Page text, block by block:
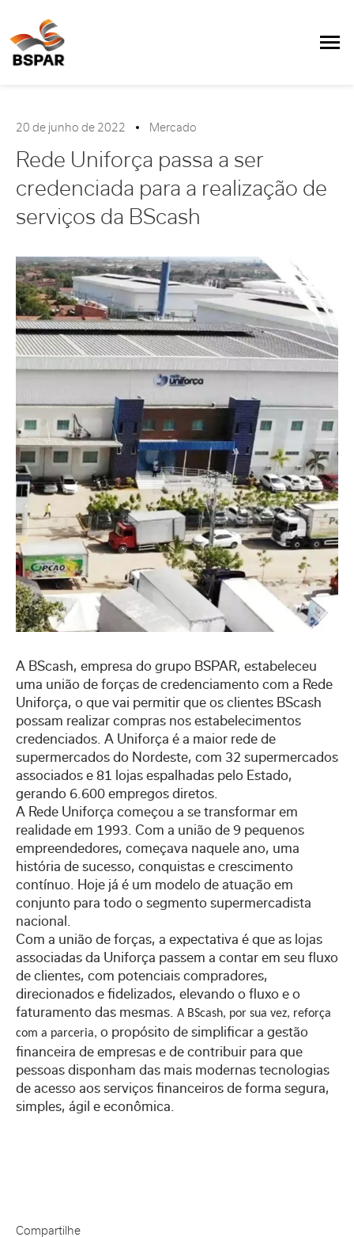
20 de junho de 2022 Mercado
Rede Uniforça passa a ser
credenciada para a realização de
serviços da BScash
A BScash, empresa do grupo BSPAR, estabeleceu
uma união de forças de credenciamento com a Rede
Uniforça, o que vai permitir que os clientes BScash
possam realizar compras nos estabelecimentos
credenciados. A Uniforça é a maior rede de
supermercados do Nordeste, com 32 supermercados
associados e 81 lojas espalhadas pelo Estado,
gerando 6.600 empregos diretos.
A Rede Uniforça começou a se transformar em
realidade em 1993. Com a união de 9 pequenos
empreendedores, começava naquele ano, uma
história de sucesso, conquistas e crescimento
contínuo. Hoje já é um modelo de atuação em
conjunto para todo o segmento supermercadista
nacional.
Com a união de forças, a expectativa é que as lojas
associadas da Uniforça passem a contar em seu fluxo
de clientes, com potenciais compradores,
direcionados e fidelizados, elevando o fluxo e o
faturamento das mesmas. A BScash, por sua vez, reforça
com a parceria, o propósito de simplificar a gestão
financeira de empresas e de contribuir para que
pessoas disponham das mais modernas tecnologias
de acesso aos serviços financeiros de forma segura,
simples, ágil e econômica.
Compartilhe